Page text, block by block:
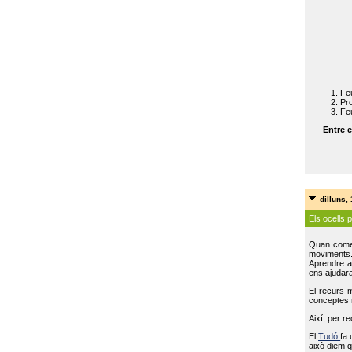
Entre
dilluns,
Els ocells
Quan
Aprendre
ens
El recurs
conceptes
Així, per
ElTudófa
això diem